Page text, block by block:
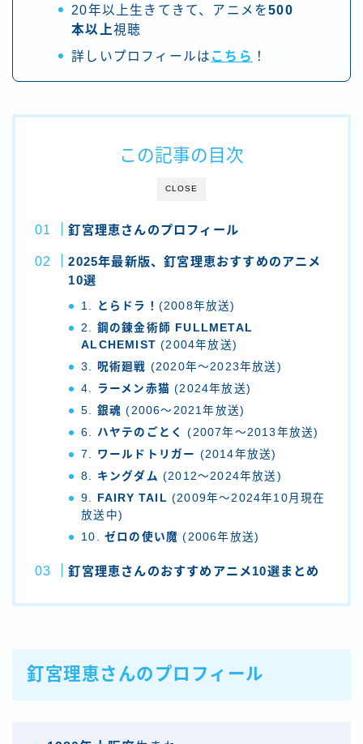
20年以上生きてきて、アニメを500
本以上視聴
詳しいプロフィールは こちら ！
CLOSE
この記事の目次
釘宮理恵さんのプロフィール
2025年最新版、釘宮理恵おすすめのアニメ
10選
1. とらドラ！ (2008年放送)
2. 鋼の錬金術師 FULLMETAL
ALCHEMIST (2004年放送)
3. 呪術廻戦 (2020年～2023年放送)
4. ラーメン赤猫 (2024年放送)
5. 銀魂 (2006～2021年放送)
6. ハヤテのごとく
(2007年～2013年放送)
7. ワールドトリガー (2014年放送)
8. キングダム (2012～2024年放送)
9.
FAIRY TAIL (2009年～2024年10月現在
放送中)
10.ゼロの使い魔 (2006年放送)
釘宮理恵さんのおすすめアニメ10選まとめ
釘宮理恵さんのプロフィール